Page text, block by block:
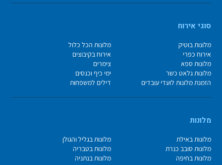
סוגי אירוח
מלונות בוטיק
מלונות הכל כלול
אירוח כפרי
אירוח בקיבוצים
מלונות ספא
צימרים
מלונות גלאט כשר
ימי כיף וכנסים
הזמנת מלונות לועדי עובדים
דילים למשפחות
מלונות
מלונות באילת
מלונות בגליל והגולן
מלונות סובב כנרת
מלונות בטבריה
מלונות בחיפה
מלונות בנתניה